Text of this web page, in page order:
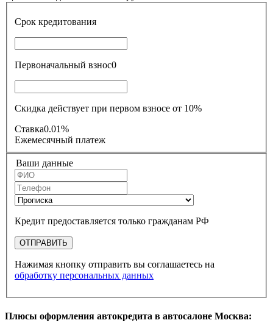
Срок кредитования
Первоначальный взнос0
Скидка действует при первом взносе от 10%
Ставка0.01%
Ежемесячный платеж
Ваши данные
Кредит предоставляется только гражданам РФ
ОТПРАВИТЬ
Нажимая кнопку отправить вы соглашаетесь на
обработку персональных данных
Плюсы оформления автокредита в автосалоне Москва: